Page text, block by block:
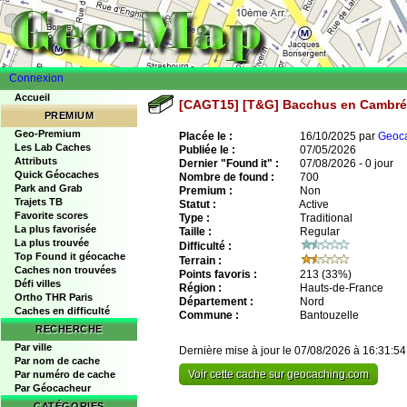
Connexion
Accueil
PREMIUM
Geo-Premium
Les Lab Caches
Attributs
Quick Géocaches
Park and Grab
Trajets TB
Favorite scores
La plus favorisée
La plus trouvée
Top Found it géocache
Caches non trouvées
Défi villes
Ortho THR Paris
Caches en difficulté
RECHERCHE
Par ville
Par nom de cache
Par numéro de cache
Par Géocacheur
[CAGT15] [T&G] Bacchus en
Placée le : 16/10/2025 par
Publiée le :
07/05/2026
Dernier "Found it" :
07/08/2026 - 0 jour
Nombre de found :
700
Premium :
Non
Statut :
Active
Type :
Traditional
Taille :
Regular
Difficulté :
Terrain :
Points favoris :
213 (33%)
Région :
Hauts-de-France
Département :
Nord
Commune :
Bantouzelle
Dernière mise à jour le 07/08/2026 à 16:31:54
Voir cette cache sur geocaching.com